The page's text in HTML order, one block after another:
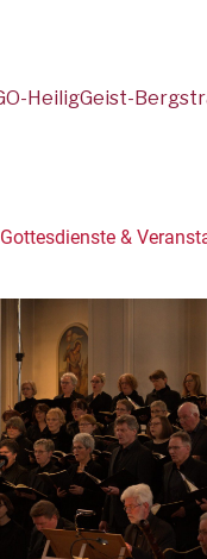
Gottesdienste &